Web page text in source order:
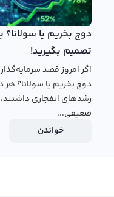
و قیمت‌ها برای ورود و خروج
دوج بخریم یا سولانا؟
تصمیم بگیرید!
اگر امروز قصد
رشدهای انفجاری
ضعیفی...
خواندن